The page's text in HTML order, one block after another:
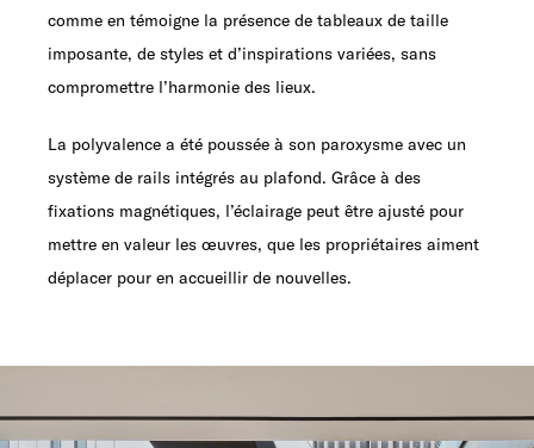
comme en témoigne la présence de tableaux de taille
imposante, de styles et d’inspirations variées, sans
compromettre l’harmonie des lieux.
La polyvalence a été poussée à son paroxysme avec un
système de rails intégrés au plafond. Grâce à des
fixations magnétiques, l’éclairage peut être ajusté pour
mettre en valeur les œuvres, que les propriétaires aiment
déplacer pour en accueillir de nouvelles.